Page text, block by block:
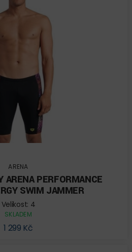
ARENA
ARENA PERFORMANCE
SWIM JAMMER
Velikost: 4
SKLADEM
1 299 Kč